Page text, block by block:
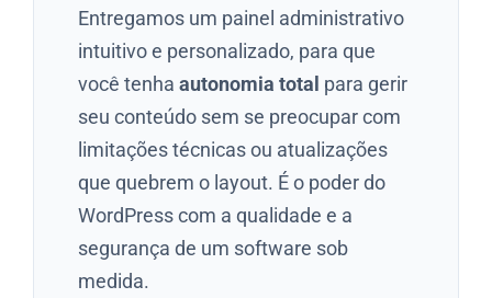
Entregamos um painel administrativo
intuitivo e personalizado, para que
você tenha autonomia total para gerir
seu conteúdo sem se preocupar com
limitações técnicas ou atualizações
que quebrem o layout. É o poder do
WordPress com a qualidade e a
segurança de um software sob
medida.